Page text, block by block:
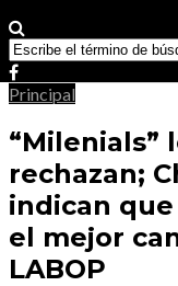
Principal
“Milenials”
rechazan;
indican que
el mejor
LABOP